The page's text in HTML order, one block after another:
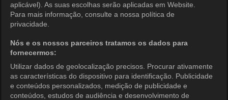
aplicável). As suas escolhas serão aplicadas em Website.
Para mais informação, consulte a nossa política de
privacidade.
Nós e os nossos parceiros tratamos os dados para
fornecermos:
Utilizar dados de geolocalização precisos. Procurar ativamente
as características do dispositivo para identificação. Publicidade
e conteúdos personalizados, medição de publicidade e
conteúdos, estudos de audiência e desenvolvimento de